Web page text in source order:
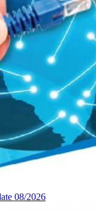
08/2026